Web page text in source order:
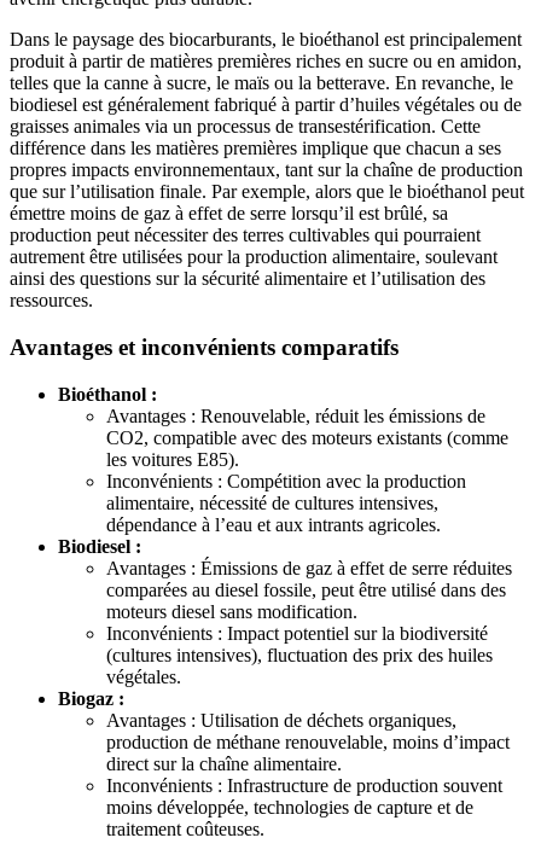
Dans le paysage des biocarburants, le bioéthanol est principalement
produit à partir de matières premières riches en sucre ou en amidon,
telles que la canne à sucre, le maïs ou la betterave. En revanche, le
biodiesel est généralement fabriqué à partir d’huiles végétales ou de
graisses animales via un processus de transestérification. Cette
différence dans les matières premières implique que chacun a ses
propres impacts environnementaux, tant sur la chaîne de production
que sur l’utilisation finale. Par exemple, alors que le bioéthanol peut
émettre moins de gaz à effet de serre lorsqu’il est brûlé, sa
production peut nécessiter des terres cultivables qui pourraient
autrement être utilisées pour la production alimentaire, soulevant
ainsi des questions sur la sécurité alimentaire et l’utilisation des
ressources.
Avantages et inconvénients comparatifs
Bioéthanol :
Avantages : Renouvelable, réduit les émissions de
CO2, compatible avec des moteurs existants (comme
les voitures E85).
Inconvénients : Compétition avec la production
alimentaire, nécessité de cultures intensives,
dépendance à l’eau et aux intrants agricoles.
Biodiesel :
Avantages : Émissions de gaz à effet de serre réduites
comparées au diesel fossile, peut être utilisé dans des
moteurs diesel sans modification.
Inconvénients : Impact potentiel sur la biodiversité
(cultures intensives), fluctuation des prix des huiles
végétales.
Biogaz :
Avantages : Utilisation de déchets organiques,
production de méthane renouvelable, moins d’impact
direct sur la chaîne alimentaire.
Inconvénients : Infrastructure de production souvent
moins développée, technologies de capture et de
traitement coûteuses.